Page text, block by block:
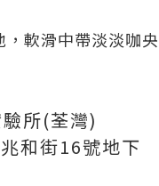
軟滑中帶淡淡咖
所(荃灣)
和街16號地下